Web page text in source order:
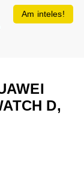
D,
Am inteles!